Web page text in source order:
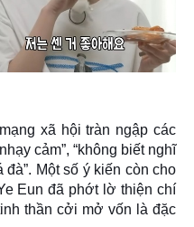
xã hội tràn ngập các
cảm”, “không biết nghĩ
đà”. Một số ý kiến còn cho
Eun đã phớt lờ thiện chí
thần cởi mở vốn là đặc